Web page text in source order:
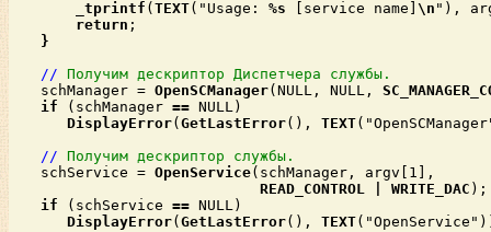
_tprintf ( TEXT("Usage: %s [service name] \n "),
return ;
}
// Получим дескриптор Диспетчера службы.
   schManager =
OpenSCManager(NULL, NULL,
if (schManager == NULL)
DisplayError( GetLastError(), TEXT
// Получим дескриптор службы.
   schService =
OpenService(schManager, argv[1],
READ_CONTROL
WRITE_DAC );
if (schService == NULL)
DisplayError( GetLastError(), TEXT